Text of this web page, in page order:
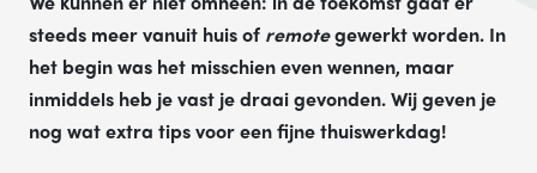
steeds meer vanuit huis of remotegewerkt worden. In
het begin was het misschien even wennen, maar
inmiddels heb je vast je draai gevonden. Wij geven je
nog wat extra tips voor een fijne thuiswerkdag!